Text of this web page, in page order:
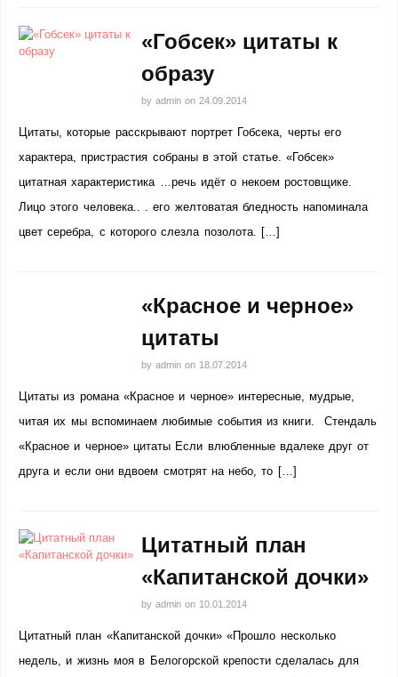
«Гобсек» цитаты к
образу
by admin on 24.09.2014
Цитаты, которые расскрывают портрет Гобсека, черты его
характера, пристрастия собраны в этой статье. «Гобсек»
цитатная характеристика …речь идёт о некоем ростовщике.
Лицо этого человека.. . его желтоватая бледность напоминала
цвет серебра, с которого слезла позолота. […]
«Красное и черное»
цитаты
by admin on 18.07.2014
Цитаты из романа «Красное и черное» интересные, мудрые,
читая их мы вспоминаем любимые события из книги. Стендаль
«Красное и черное» цитаты Если влюбленные вдалеке друг от
друга и если они вдвоем смотрят на небо, то […]
Цитатный план
«Капитанской дочки»
by admin on 10.01.2014
Цитатный план «Капитанской дочки» «Прошло несколько
недель, и жизнь моя в Белогорской крепости сделалась для